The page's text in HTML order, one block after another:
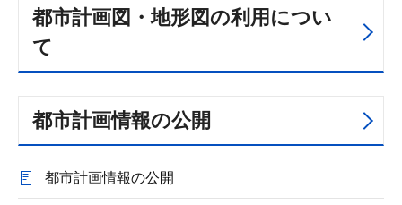
都市計画図・地形図の利用につい
て
都市計画情報の公開
都市計画情報の公開